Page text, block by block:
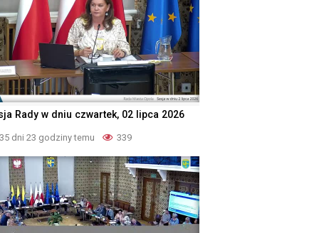
Rady w dniu czwartek, 02 lipca 2026
35 dni 23 godziny temu 339